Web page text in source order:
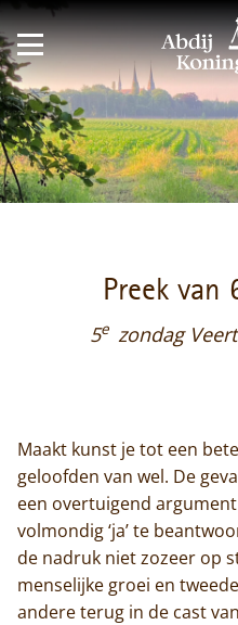
Preek van
5e zondag
Maakt kunst je tot een
geloofden van wel. De
een overtuigend
volmondig ‘ja’ te
de nadruk niet zozeer op
menselijke groei en
andere terug in de cast